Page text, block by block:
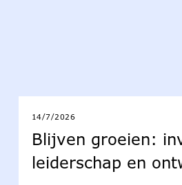
14/7/2026
Blijven groeien:
leiderschap en